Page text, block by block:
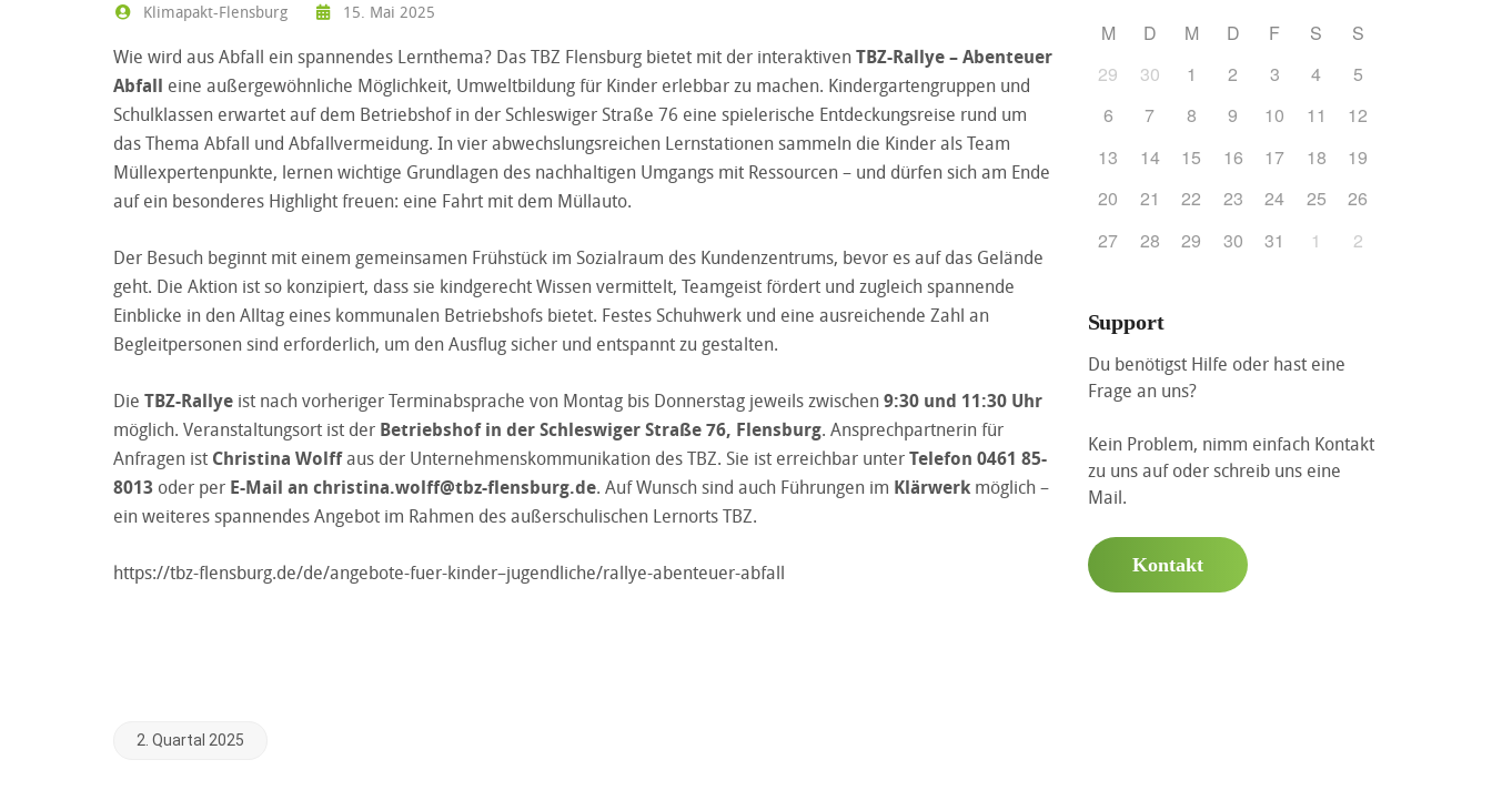
Klimapakt-Flensburg 15. Mai 2025
Wie wird aus Abfall ein spannendes Lernthema? Das TBZ Flensburg bietet mit der interaktivenTBZ-Rallye – Abenteuer
Abfall eine außergewöhnliche Möglichkeit, Umweltbildung für Kinder erlebbar zu machen. Kindergartengruppen und
Schulklassen erwartet auf dem Betriebshof in der Schleswiger Straße 76 eine spielerische Entdeckungsreise rund um
das Thema Abfall und Abfallvermeidung. In vier abwechslungsreichen Lernstationen sammeln die Kinder als Team
Müllexpertenpunkte, lernen wichtige Grundlagen des nachhaltigen Umgangs mit Ressourcen – und dürfen sich am Ende
auf ein besonderes Highlight freuen: eine Fahrt mit dem Müllauto.
Der Besuch beginnt mit einem gemeinsamen Frühstück im Sozialraum des Kundenzentrums, bevor es auf das Gelände
geht. Die Aktion ist so konzipiert, dass sie kindgerecht Wissen vermittelt, Teamgeist fördert und zugleich spannende
Einblicke in den Alltag eines kommunalen Betriebshofs bietet. Festes Schuhwerk und eine ausreichende Zahl an
Begleitpersonen sind erforderlich, um den Ausflug sicher und entspannt zu gestalten.
Die TBZ-Rallye ist nach vorheriger Terminabsprache von Montag bis Donnerstag jeweils zwischen9:30 und 11:30 Uhr
möglich. Veranstaltungsort ist der Betriebshof in der Schleswiger Straße 76, Flensburg. Ansprechpartnerin für
Anfragen ist Christina Wolffaus der Unternehmenskommunikation des TBZ. Sie ist erreichbar unterTelefon 0461 85-
8013 oder per E-Mail an christina.wolff@tbz-flensburg.de. Auf Wunsch sind auch Führungen im Klärwerkmöglich –
ein weiteres spannendes Angebot im Rahmen des außerschulischen Lernorts TBZ.
https://tbz-flensburg.de/de/angebote-fuer-kinder–jugendliche/rallye-abenteuer-abfall
2. Quartal 2025
M D M D F S
S
29
30 1 2 3 4
5
6
7 8 9 10 11
12
13
14 15 16 17 18
19
20
21 22 23 24 25
26
27
28 29 30 31 1 2
Support
Du benötigst Hilfe oder hast eine
Frage an uns?
Kein Problem, nimm einfach Kontakt
zu uns auf oder schreib uns eine
Mail.
Kontakt